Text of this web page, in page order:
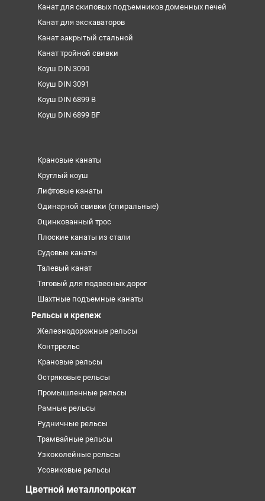
Канат для скиповых подъемников доменных печей
Канат для экскаваторов
Канат закрытый стальной
Канат тройной свивки
Коуш DIN 3090
Коуш DIN 3091
Коуш DIN 6899 B
Коуш DIN 6899 BF
Крановые канаты
Круглый коуш
Лифтовые канаты
Одинарной свивки (спиральные)
Оцинкованный трос
Плоские канаты из стали
Судовые канаты
Талевый канат
Тяговый для подвесных дорог
Шахтные подъемные канаты
Рельсы и крепеж
Железнодорожные рельсы
Контррельс
Крановые рельсы
Остряковые рельсы
Промышленные рельсы
Рамные рельсы
Рудничные рельсы
Трамвайные рельсы
Узкоколейные рельсы
Усовиковые рельсы
Цветной металлопрокат